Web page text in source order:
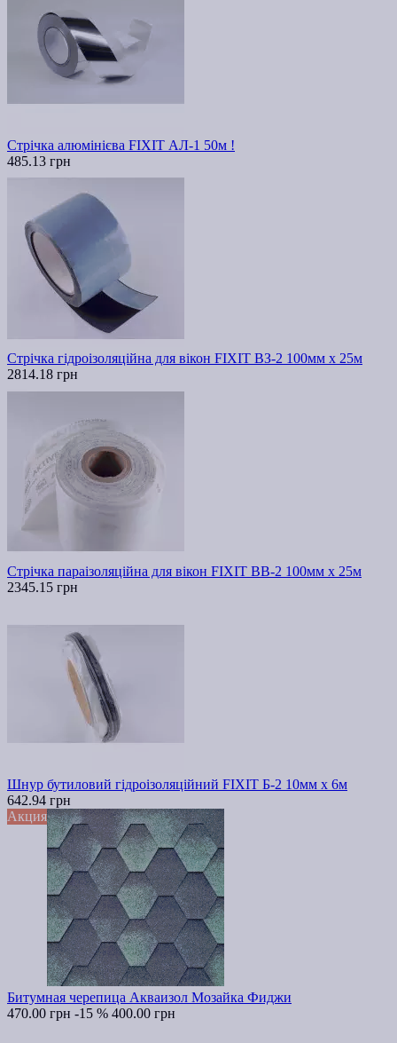
Стрічка алюмінієва FIXIT АЛ-1 50м !
485.13 грн
Стрічка гідроізоляційна для вікон FIXIT ВЗ-2 100мм х 25м
2814.18 грн
Стрічка параізоляційна для вікон FIXIT ВВ-2 100мм х 25м
2345.15 грн
Шнур бутиловий гідроізоляційний FIXIT Б-2 10мм х 6м
642.94 грн
Акция
Битумная черепица Акваизол Мозайка Фиджи
470.00 грн -15 % 400.00 грн